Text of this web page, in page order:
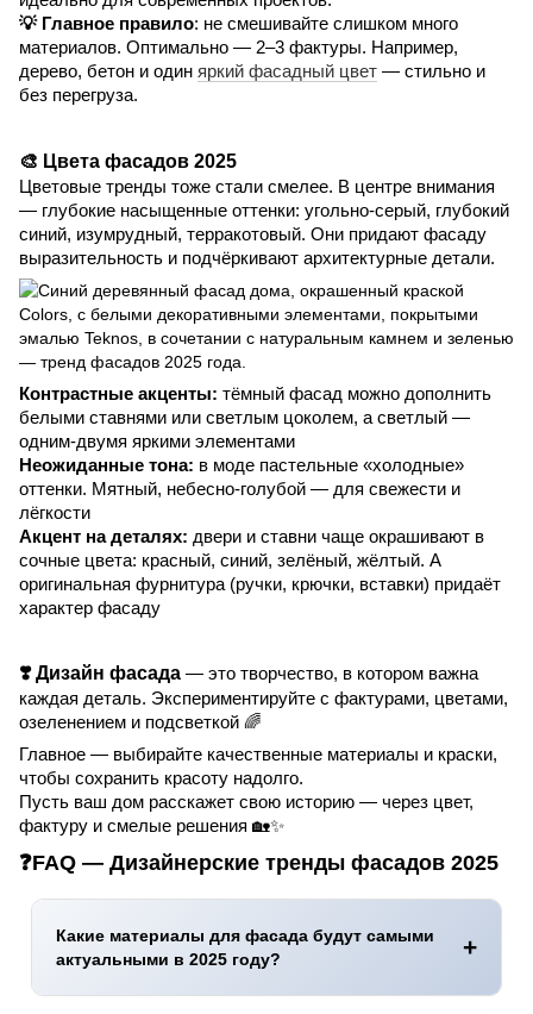
💡 Главное правило: не смешивайте слишком много
материалов. Оптимально — 2–3 фактуры. Например,
дерево, бетон и один яркий фасадный цвет — стильно и
без перегруза.
🎨 Цвета фасадов 2025
Цветовые тренды тоже стали смелее. В центре внимания
— глубокие насыщенные оттенки: угольно-серый, глубокий
синий, изумрудный, терракотовый. Они придают фасаду
выразительность и подчёркивают архитектурные детали.
Контрастные акценты: тёмный фасад можно дополнить
белыми ставнями или светлым цоколем, а светлый —
одним-двумя яркими элементами
Неожиданные тона: в моде пастельные «холодные»
оттенки. Мятный, небесно-голубой — для свежести и
лёгкости
Акцент на деталях: двери и ставни чаще окрашивают в
сочные цвета: красный, синий, зелёный, жёлтый. А
оригинальная фурнитура (ручки, крючки, вставки) придаёт
характер фасаду
❣️ Дизайн фасада — это творчество, в котором важна
каждая деталь. Экспериментируйте с фактурами, цветами,
озеленением и подсветкой 🌈
Главное — выбирайте качественные материалы и краски,
чтобы сохранить красоту надолго.
Пусть ваш дом расскажет свою историю — через цвет,
фактуру и смелые решения 🏡✨
❓FAQ — Дизайнерские тренды фасадов 2025
Какие материалы для фасада будут самыми
актуальными в 2025 году?